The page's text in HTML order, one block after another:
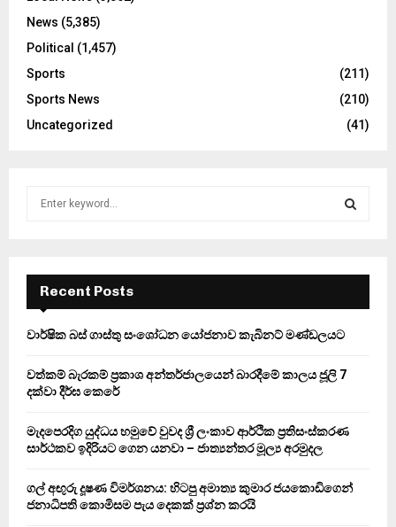
News (5,385)
Political (1,457)
Sports
(211)
Sports News
(210)
Uncategorized
(41)
f
r
E
A
Recent Posts
වාර්ෂික බස් ගාස්තු සංශෝධන යෝජනාව කැබිනට් මණ්ඩලයට
වත්කම් බැරකම් ප්‍රකාශ අන්තර්ජාලයෙන් බාරදීමේ කාලය ජූලි 7
දක්වා දීර්ඝ කෙරේ
මැදපෙරදිග යුද්ධය හමුවේ වුවද ශ්‍රී ලංකාව ආර්ථික ප්‍රතිසංස්කරණ
සාර්ථකව ඉදිරියට ගෙන යනවා – ජාත්‍යන්තර මූල්‍ය අරමුදල
ගල් අඟුරු දූෂණ විමර්ශනය: හිටපු අමාත්‍ය කුමාර ජයකොඩිගෙන්
ජනාධිපති කොමිසම පැය දෙකක් ප්‍රශ්න කරයි